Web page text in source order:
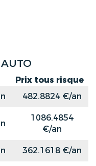
Prix tous risque
482.8824 €/an
1086.4854
€/an
362.1618 €/an